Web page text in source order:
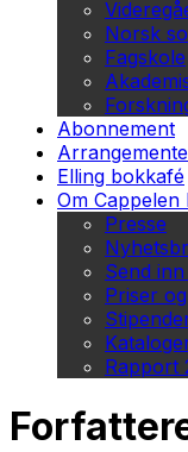
Norsk
Fagskole
Abonnement
Elling bokkafé
Om Cappelen
Presse
Send
Priser
Rapport